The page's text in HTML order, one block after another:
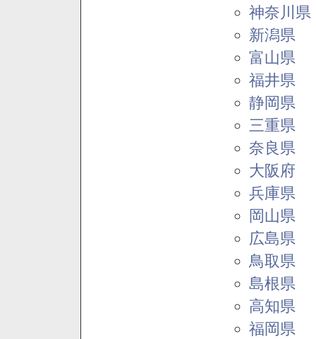
神奈川県
新潟県
富山県
福井県
静岡県
三重県
奈良県
大阪府
兵庫県
岡山県
広島県
鳥取県
島根県
高知県
福岡県